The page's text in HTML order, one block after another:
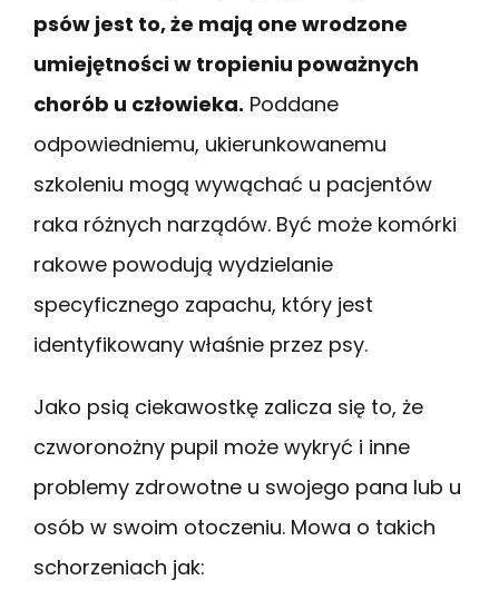
psów jest to, że mają one wrodzone
umiejętności w tropieniu poważnych
chorób u człowieka. Poddane
odpowiedniemu, ukierunkowanemu
szkoleniu mogą wywąchać u pacjentów
raka różnych narządów. Być może komórki
rakowe powodują wydzielanie
specyficznego zapachu, który jest
identyfikowany właśnie przez psy.
Jako psią ciekawostkę zalicza się to, że
czworonożny pupil może wykryć i inne
problemy zdrowotne u swojego pana lub u
osób w swoim otoczeniu. Mowa o takich
schorzeniach jak: